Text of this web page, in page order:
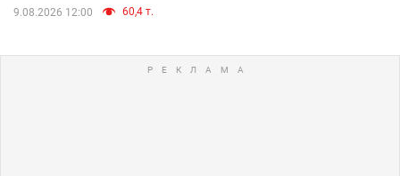
9.08.2026 12:00 60,4 т.